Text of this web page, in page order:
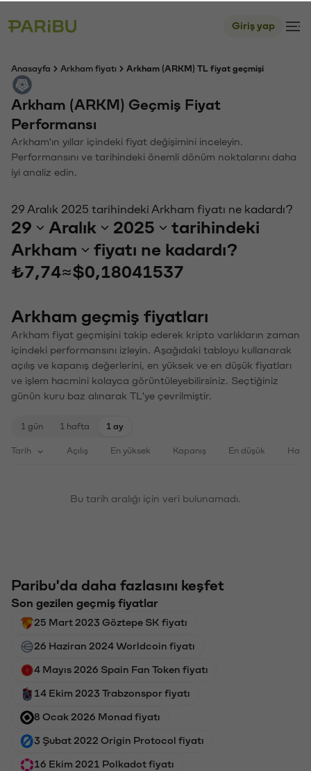
Giriş yap
Anasayfa Arkham fiyatı Arkham (ARKM) TL fiyat geçmişi
Arkham (ARKM) Geçmiş Fiyat
Performansı
Arkham'ın yıllar içindeki fiyat değişimini inceleyin.
Performansını ve tarihindeki önemli dönüm noktalarını daha
iyi analiz edin.
29 Aralık 2025 tarihindeki Arkham fiyatı ne kadardı?
29 Aralık 2025
tarihindeki
Arkham
fiyatı ne kadardı?
₺7,74≈$0,18041537
Arkham geçmiş fiyatları
Arkham fiyat geçmişini takip ederek kripto varlıkların zaman
içindeki performansını izleyin. Aşağıdaki tabloyu kullanarak
açılış ve kapanış değerlerini, en yüksek ve en düşük fiyatları
ve işlem hacmini kolayca görüntüleyebilirsiniz. Seçtiğiniz
günün kuru baz alınarak TL'ye çevrilmiştir.
1 gün 1 hafta 1 ay
Tarih Açılış En yüksek Kapanış En düşük
Bu tarih aralığı için veri bulunamadı.
Paribu'da daha fazlasını keşfet
Son gezilen geçmiş fiyatlar
25 Mart 2023 Göztepe SK fiyatı
26 Haziran 2024 Worldcoin fiyatı
4 Mayıs 2026 Spain Fan Token fiyatı
14 Ekim 2023 Trabzonspor fiyatı
8 Ocak 2026 Monad fiyatı
3 Şubat 2022 Origin Protocol fiyatı
16 Ekim 2021 Polkadot fiyatı